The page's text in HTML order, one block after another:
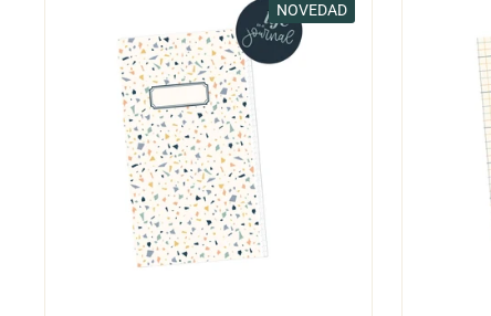
NOVEDAD